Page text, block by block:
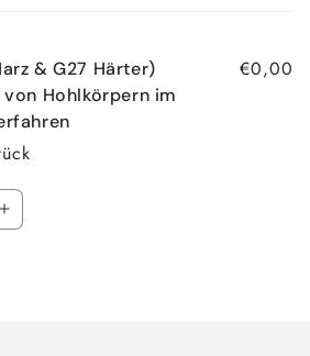
& G27 Härter)
Hohlkörpern im
€0,00
Erhöhe